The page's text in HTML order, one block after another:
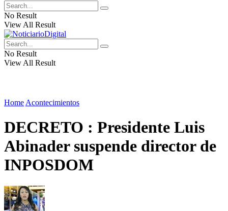
No Result
View All Result
No Result
View All Result
Home Acontecimientos
DECRETO : Presidente Luis
Abinader suspende director de
INPOSDOM